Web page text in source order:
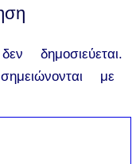
δημοσιεύεται.
με